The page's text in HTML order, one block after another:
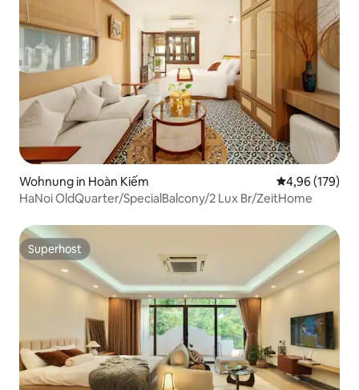
Wohnung in Hoàn Kiếm
4,96 (179)
HaNoi OldQuarter/SpecialBalcony/2 Lux Br/ZeitHome
Superhost
Superhost